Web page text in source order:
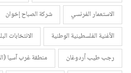
الاستعمار الفرنسي شركة الصباح إخوان
الأغنية الفلسطينية الوطنية
الانتخابات
رجب طيب أردوغان
منطقة غرب آسيا